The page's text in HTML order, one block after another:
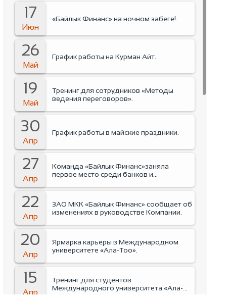
17
Июн
«Байлык Финанс» на ночном забеге!.
26
Май
График работы на Курман Айт.
19
Май
Тренинг для сотрудников «Методы
ведения переговоров».
30
Апр
График работы в майские праздники.
27
Апр
Команда «Байлык Финанс»заняла
первое место среди банков и
2026.
22
Апр
ЗАО МКК «Байлык Финанс» сообщает об
изменениях в руководстве Компании.
20
Апр
Ярмарка карьеры в Международном
университете «Ала-Тоо».
15
Апр
Тренинг для студентов
Международного университета «Ала-